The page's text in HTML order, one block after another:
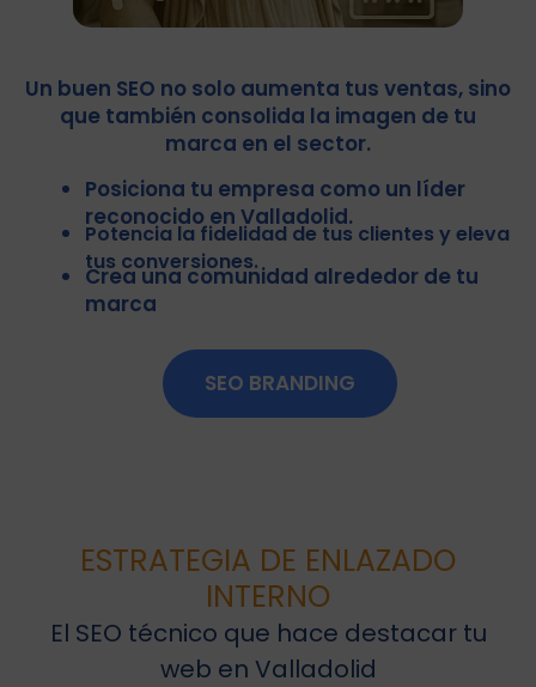
Un buen SEO no solo aumenta tus ventas, sino
que también consolida la imagen de tu
marca en el sector.
Posiciona tu empresa como un líder
reconocido en Valladolid.
Potencia la fidelidad de tus clientes y eleva
tus conversiones.
Crea una comunidad alrededor de tu
marca
SEO BRANDING
ESTRATEGIA DE ENLAZADO
INTERNO
El SEO técnico que hace destacar tu
web en Valladolid